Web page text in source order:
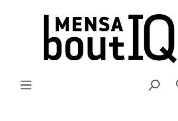
Zum Hauptinhalt springen